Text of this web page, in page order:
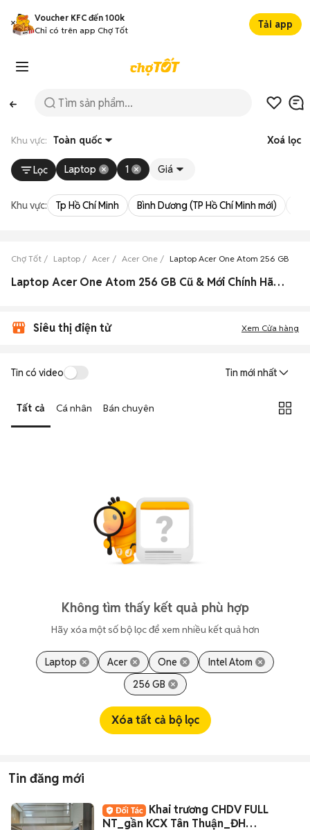
Voucher KFC đến 100k
Chỉ có trên app Chợ Tốt
Tải app
Khu vực: Toàn quốc Xoá lọc
Lọc Laptop 1 Giá
Khu vực: Tp Hồ Chí Minh Bình Dương (TP Hồ Chí Minh mới)
Chợ Tốt Laptop Acer Acer One Laptop Acer One Atom 256 GB
Laptop Acer One Atom 256 GB Cũ & Mới Chính Hãng Giá Rẻ
Siêu thị điện tử Xem Cửa hàng
Tin có video Tin mới nhất
Tất cả Cá nhân Bán chuyên
Không tìm thấy kết quả phù hợp
Hãy xóa một số bộ lọc để xem nhiều kết quả hơn
Laptop Acer One
Intel Atom
256 GB
Xóa tất cả bộ lọc
Tin đăng mới
Khai trương CHDV FULL
NT_gần KCX Tân Thuận_ĐH